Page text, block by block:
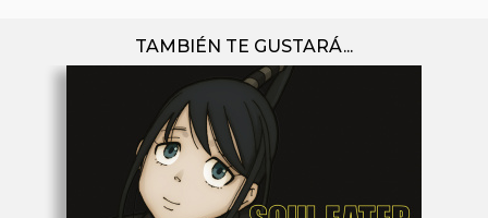
TAMBIÉN TE GUSTARÁ...